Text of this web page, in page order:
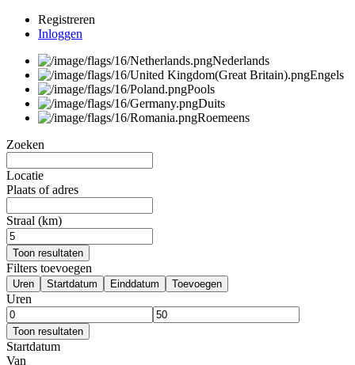
Registreren
Inloggen
Nederlands
Engels
Pools
Duits
Roemeens
Zoeken
Locatie
Plaats of adres
Straal (km)
Toon resultaten
Filters toevoegen
Uren Startdatum Einddatum Toevoegen
Uren
Toon resultaten
Startdatum
Van